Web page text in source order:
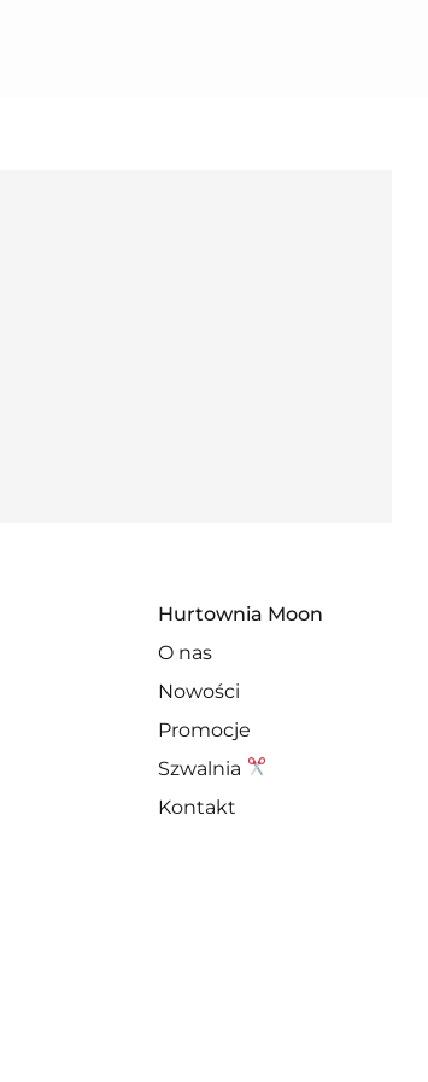
Hurtownia Moon
O nas
Nowości
Promocje
Szwalnia
Kontakt